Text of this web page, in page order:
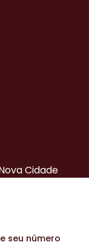
Cidade
seu número